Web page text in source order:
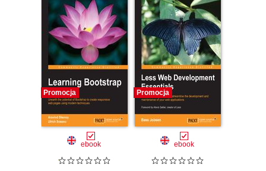
Promocja
ebook
Promocja
ebook